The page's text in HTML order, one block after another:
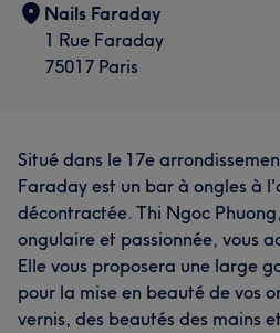
Nails Faraday
1 Rue Faraday
75017 Paris
Situé dans le 17e
Faraday est un bar à ongles à
décontractée. Thi Ngoc
ongulaire et passionnée, vous
Elle vous proposera une large
pour la mise en beauté de vos
vernis, des beautés des mains